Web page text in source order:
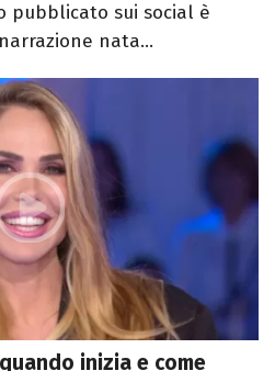
pubblicato sui social è
nata...
inizia e come